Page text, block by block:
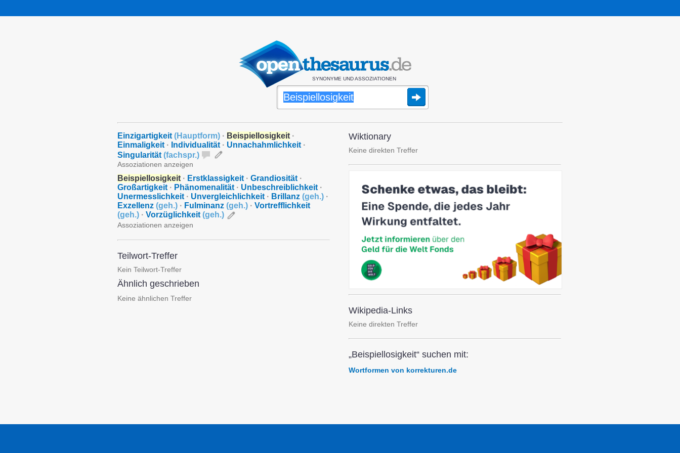
SYNONYME UND ASSOZIATIONEN
Einzigartigkeit (Hauptform) · Beispiellosigkeit ·
Einmaligkeit · Individualität · Unnachahmlichkeit ·
Singularität (fachspr.)
Assoziationen anzeigen
Beispiellosigkeit · Erstklassigkeit · Grandiosität ·
Großartigkeit · Phänomenalität · Unbeschreiblichkeit ·
Unermesslichkeit · Unvergleichlichkeit · Brillanz (geh.) ·
Exzellenz (geh.) · Fulminanz (geh.) · Vortrefflichkeit
(geh.) · Vorzüglichkeit (geh.)
Assoziationen anzeigen
Teilwort-Treffer
Kein Teilwort-Treffer
Ähnlich geschrieben
Keine ähnlichen Treffer
Wiktionary
Keine direkten Treffer
Wikipedia-Links
Keine direkten Treffer
„Beispiellosigkeit“ suchen mit:
Wortformen von korrekturen.de